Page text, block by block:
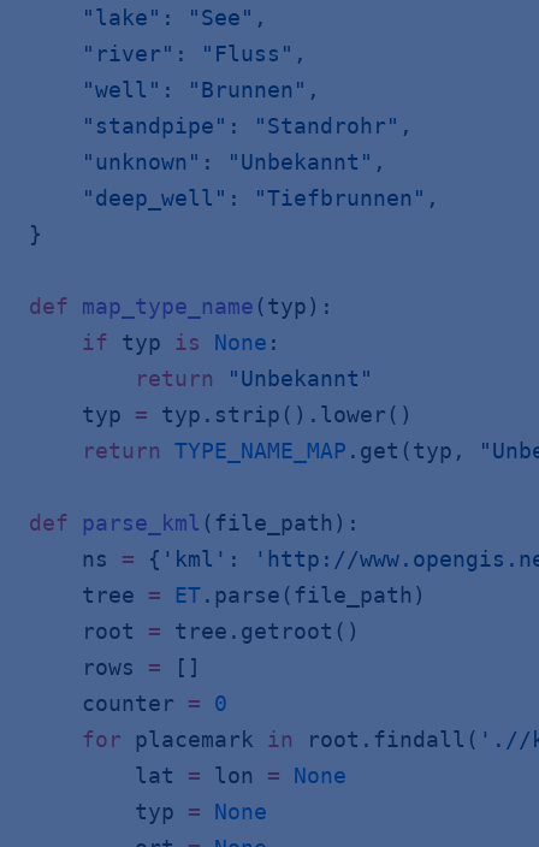
    "lake"
: "See" ,
    "river"
: "Fluss" ,
    "well"
: "Brunnen" ,
    "standpipe"
: "Standrohr" ,
    "unknown"
: "Unbekannt" ,
    "deep_well"
: "Tiefbrunnen" ,
}
def map_type_name (typ):
    if
typ is None :
        return
"Unbekannt"
    typ
= typ.strip().lower()
    return
TYPE_NAME_MAP .get(typ,
def parse_kml (file_path):
    ns
= { 'kml' :
'http://
    tree
= ET.parse(file_path)
    root
= tree.getroot()
    rows
= []
    counter
= 0
    for
placemark in root.findall( './/
        lat
= lon = None
        typ
= None